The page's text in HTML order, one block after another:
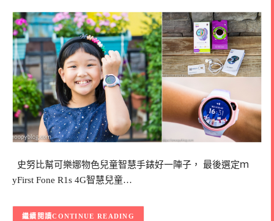
史努比幫可樂娜物色兒童智慧手錶好一陣子， 最後選定ｍ
yFirst Fone R1s 4G智慧兒童…
CONTINUE READING